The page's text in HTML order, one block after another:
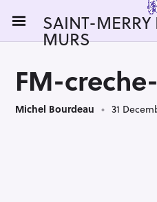
i
SAINT-
MURS
FM-
Michel Bourdeau 31